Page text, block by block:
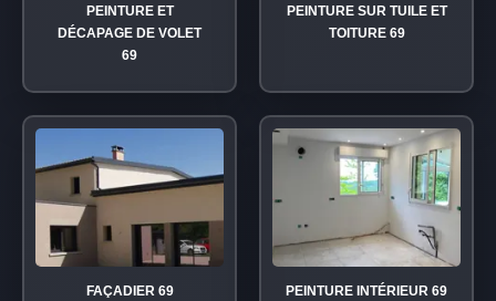
PEINTURE ET
DÉCAPAGE DE VOLET
69
PEINTURE SUR TUILE ET
TOITURE 69
FAÇADIER 69 PEINTURE INTÉRIEUR 69